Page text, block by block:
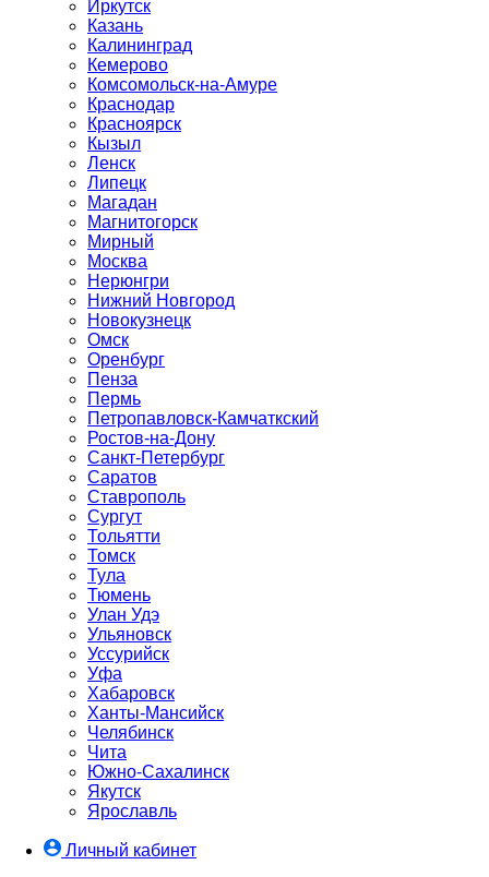
Иркутск
Казань
Калининград
Кемерово
Комсомольск-на-Амуре
Краснодар
Красноярск
Кызыл
Ленск
Липецк
Магадан
Магнитогорск
Мирный
Москва
Нерюнгри
Нижний Новгород
Новокузнецк
Омск
Оренбург
Пенза
Пермь
Петропавловск-Камчаткский
Ростов-на-Дону
Санкт-Петербург
Саратов
Ставрополь
Сургут
Тольятти
Томск
Тула
Тюмень
Улан Удэ
Ульяновск
Уссурийск
Уфа
Хабаровск
Ханты-Мансийск
Челябинск
Чита
Южно-Cахалинск
Якутск
Ярославль
Личный кабинет